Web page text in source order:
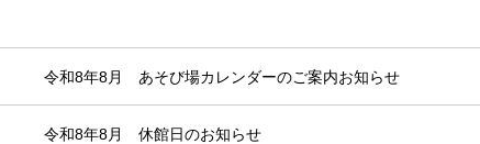
令和8年8月 あそび場カレンダーのご案内お知らせ
令和8年8月 休館日のお知らせ